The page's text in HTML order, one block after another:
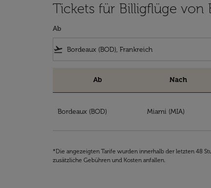
Tickets für Billigflüge von
Ab
flight_takeoff
Ab Nach
Bordeaux (BOD) Miami (MIA)
*Die angezeigten Tarife wurden innerhalb der letzten 48
zusätzliche Gebühren und Kosten anfallen.